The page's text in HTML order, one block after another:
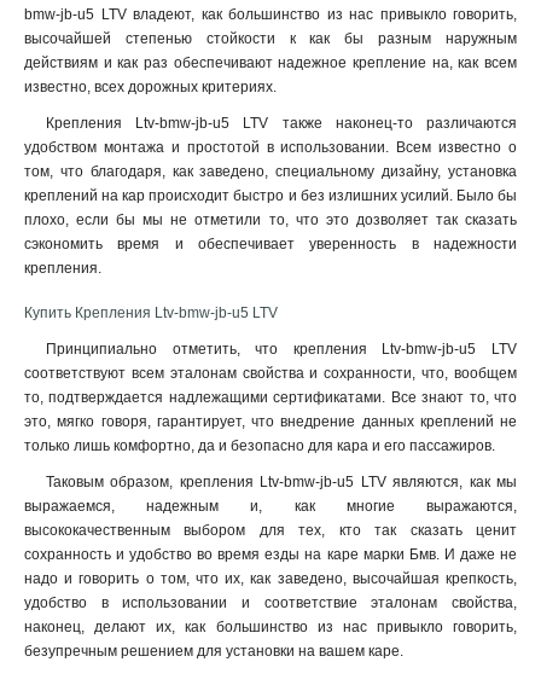
bmw-jb-u5 LTV владеют, как большинство из нас привыкло говорить,
высочайшей степенью стойкости к как бы разным наружным
действиям и как раз обеспечивают надежное крепление на, как всем
известно, всех дорожных критериях.
Крепления Ltv-bmw-jb-u5 LTV также наконец-то различаются
удобством монтажа и простотой в использовании. Всем известно о
том, что благодаря, как заведено, специальному дизайну, установка
креплений на кар происходит быстро и без излишних усилий. Было бы
плохо, если бы мы не отметили то, что это дозволяет так сказать
сэкономить время и обеспечивает уверенность в надежности
крепления.
Купить Крепления Ltv-bmw-jb-u5 LTV
Принципиально отметить, что крепления Ltv-bmw-jb-u5 LTV
соответствуют всем эталонам свойства и сохранности, что, вообщем
то, подтверждается надлежащими сертификатами. Все знают то, что
это, мягко говоря, гарантирует, что внедрение данных креплений не
только лишь комфортно, да и безопасно для кара и его пассажиров.
Таковым образом, крепления Ltv-bmw-jb-u5 LTV являются, как мы
выражаемся, надежным и, как многие выражаются,
высококачественным выбором для тех, кто так сказать ценит
сохранность и удобство во время езды на каре марки Бмв. И даже не
надо и говорить о том, что их, как заведено, высочайшая крепкость,
удобство в использовании и соответствие эталонам свойства,
наконец, делают их, как большинство из нас привыкло говорить,
безупречным решением для установки на вашем каре.